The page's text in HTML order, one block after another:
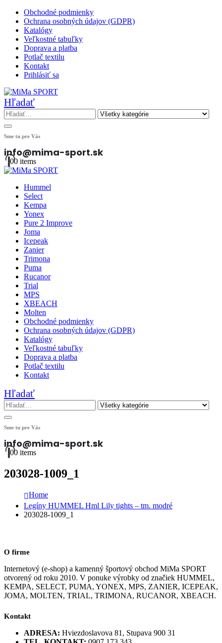
Obchodné podmienky
Ochrana osobných údajov (GDPR)
Katalógy
Veľkostné tabuľky
Doprava a platba
Potlač textilu
Kontakt
Prihlásiť sa
Hľadať
Sme tu pre Vás
info@mima-sport.sk
00 items
Hummel
Select
Kempa
Yonex
Pure 2 Improve
Joma
Icepeak
Zanier
Trimona
Puma
Rucanor
Trial
MPS
XBEACH
Molten
Obchodné podmienky
Ochrana osobných údajov (GDPR)
Katalógy
Veľkostné tabuľky
Doprava a platba
Potlač textilu
Kontakt
Hľadať
Sme tu pre Vás
info@mima-sport.sk
00 items
203028-1009_1
Home
Legíny HUMMEL Hml Lily tights – tm. modré
203028-1009_1
O firme
Internetový (e-shop) a kamenný športový obchod MiMa SPORT
otvorený od roku 2010. V ponuke výrobky od značiek HUMMEL,
KEMPA, SELECT, PUMA, YONEX, MPS, ZANIER, ICEPEAK,
JOMA, MOLTEN, TRIAL, TRIMONA, RUCANOR, XBEACH.
Kontakt
ADRESA: Hviezdoslavova 81, Stupava 900 31